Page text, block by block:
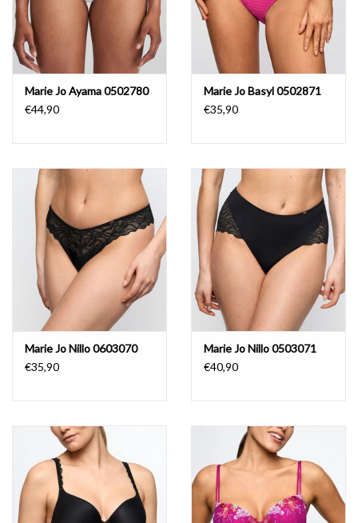
Marie Jo Ayama 0502780
€44,90
Marie Jo Basyl 0502871
€35,90
Marie Jo Nillo 0603070
€35,90
Marie Jo Nillo 0503071
€40,90